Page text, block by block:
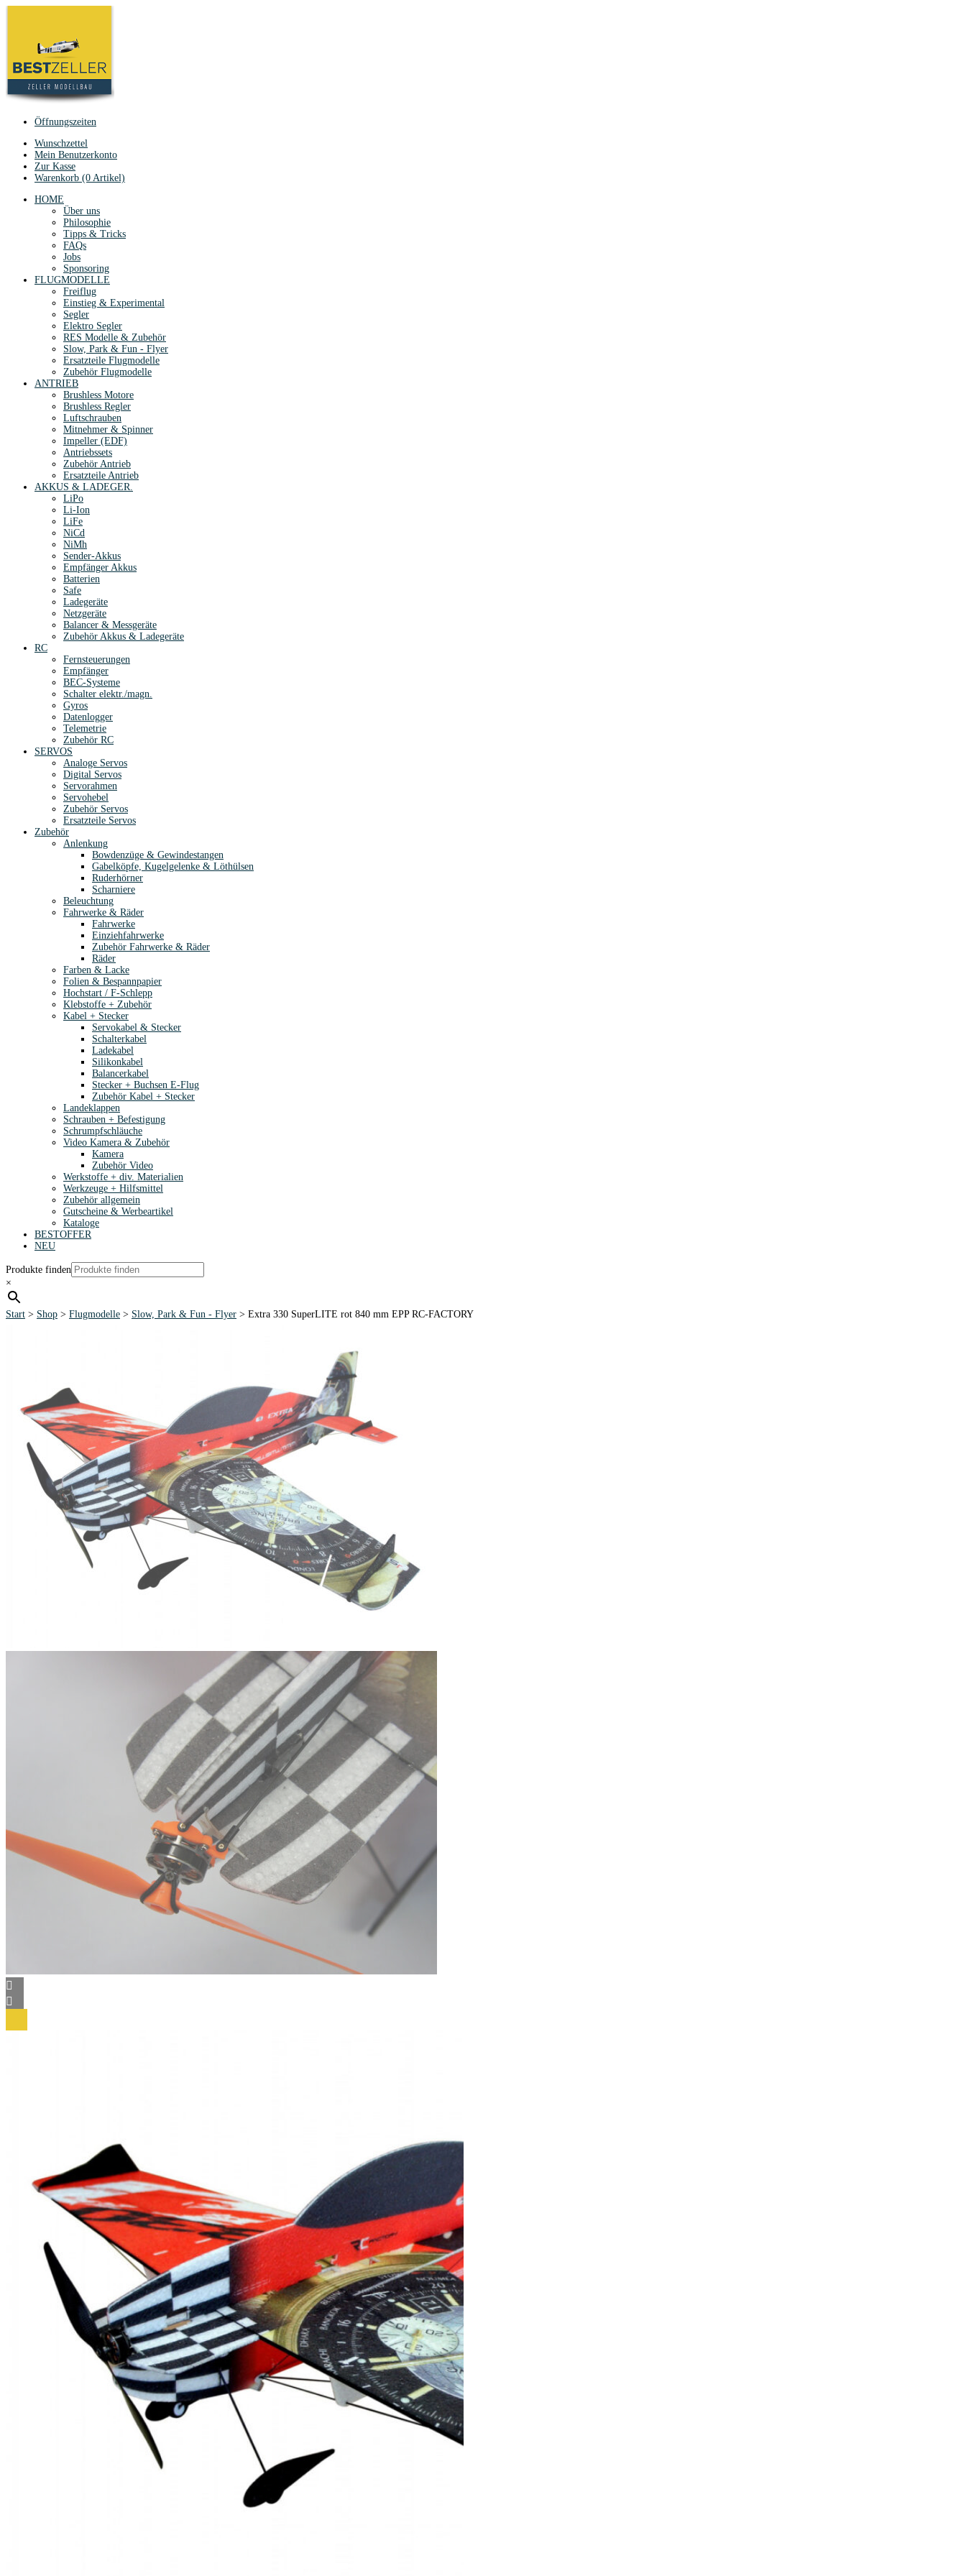
Öffnungszeiten
Wunschzettel
Mein Benutzerkonto
Zur Kasse
Warenkorb (0 Artikel)
HOME
Über uns
Philosophie
Tipps & Tricks
FAQs
Jobs
Sponsoring
FLUGMODELLE
Freiflug
Einstieg & Experimental
Segler
Elektro Segler
RES Modelle & Zubehör
Slow, Park & Fun - Flyer
Ersatzteile Flugmodelle
Zubehör Flugmodelle
ANTRIEB
Brushless Motore
Brushless Regler
Luftschrauben
Mitnehmer & Spinner
Impeller (EDF)
Antriebssets
Zubehör Antrieb
Ersatzteile Antrieb
AKKUS & LADEGER.
LiPo
Li-Ion
LiFe
NiCd
NiMh
Sender-Akkus
Empfänger Akkus
Batterien
Safe
Ladegeräte
Netzgeräte
Balancer & Messgeräte
Zubehör Akkus & Ladegeräte
RC
Fernsteuerungen
Empfänger
BEC-Systeme
Schalter elektr./magn.
Gyros
Datenlogger
Telemetrie
Zubehör RC
SERVOS
Analoge Servos
Digital Servos
Servorahmen
Servohebel
Zubehör Servos
Ersatzteile Servos
Zubehör
Anlenkung
Bowdenzüge & Gewindestangen
Gabelköpfe, Kugelgelenke & Löthülsen
Ruderhörner
Scharniere
Beleuchtung
Fahrwerke & Räder
Fahrwerke
Einziehfahrwerke
Zubehör Fahrwerke & Räder
Räder
Farben & Lacke
Folien & Bespannpapier
Hochstart / F-Schlepp
Klebstoffe + Zubehör
Kabel + Stecker
Servokabel & Stecker
Schalterkabel
Ladekabel
Silikonkabel
Balancerkabel
Stecker + Buchsen E-Flug
Zubehör Kabel + Stecker
Landeklappen
Schrauben + Befestigung
Schrumpfschläuche
Video Kamera & Zubehör
Kamera
Zubehör Video
Werkstoffe + div. Materialien
Werkzeuge + Hilfsmittel
Zubehör allgemein
Gutscheine & Werbeartikel
Kataloge
BESTOFFER
NEU
Produkte finden
×
Start > Shop > Flugmodelle > Slow, Park & Fun - Flyer > Extra 330 SuperLITE rot 840 mm EPP RC-FACTORY